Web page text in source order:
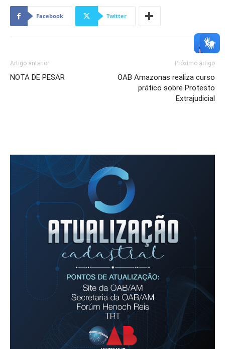
Facebook Twitter
Artigo anterior
NOTA DE PESAR
Próximo artigo
OAB Amazonas realiza curso
prático sobre Protesto
Extrajudicial